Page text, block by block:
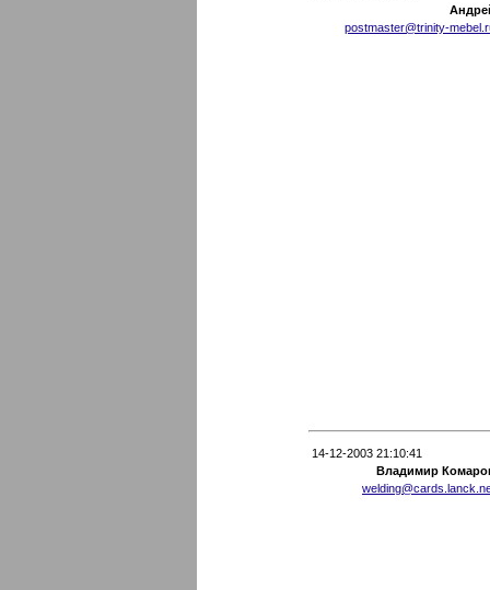
postmaster@trinity-
14-12-2003 21:10:41
Владимир